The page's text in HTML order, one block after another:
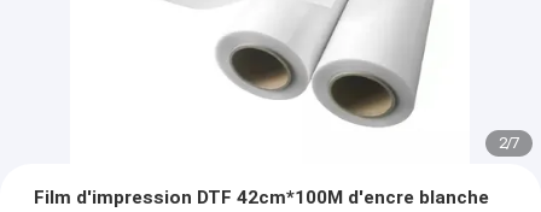
2/7
Film d'impression DTF 42cm*100M d'encre blanche